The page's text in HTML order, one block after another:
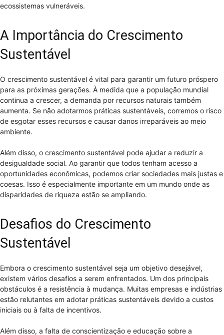
ecossistemas vulneráveis.
A Importância do Crescimento
Sustentável
O crescimento sustentável é vital para garantir um futuro próspero
para as próximas gerações. À medida que a população mundial
continua a crescer, a demanda por recursos naturais também
aumenta. Se não adotarmos práticas sustentáveis, corremos o risco
de esgotar esses recursos e causar danos irreparáveis ao meio
ambiente.
Além disso, o crescimento sustentável pode ajudar a reduzir a
desigualdade social. Ao garantir que todos tenham acesso a
oportunidades econômicas, podemos criar sociedades mais justas e
coesas. Isso é especialmente importante em um mundo onde as
disparidades de riqueza estão se ampliando.
Desafios do Crescimento
Sustentável
Embora o crescimento sustentável seja um objetivo desejável,
existem vários desafios a serem enfrentados. Um dos principais
obstáculos é a resistência à mudança. Muitas empresas e indústrias
estão relutantes em adotar práticas sustentáveis devido a custos
iniciais ou à falta de incentivos.
Além disso, a falta de conscientização e educação sobre a